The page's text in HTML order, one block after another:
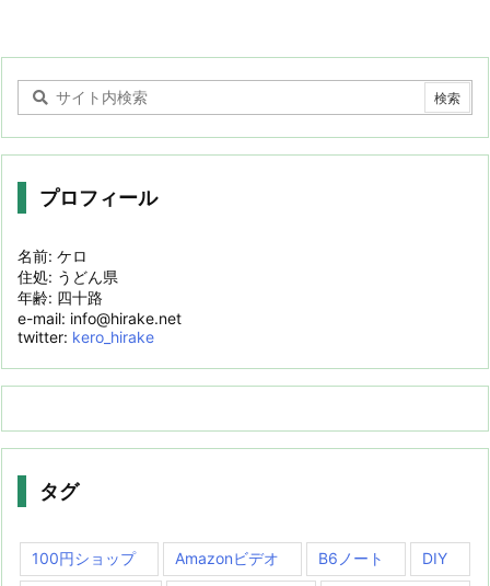
プロフィール
名前: ケロ
住処: うどん県
年齢: 四十路
e-mail: info@hirake.net
twitter: kero_hirake
タグ
100円ショップ Amazonビデオ B6ノート DIY